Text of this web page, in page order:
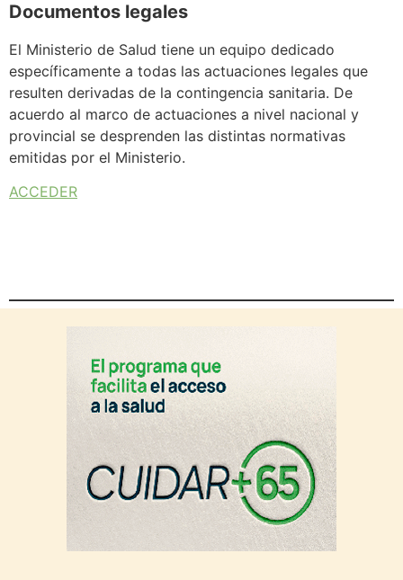
Documentos legales
El Ministerio de Salud tiene un equipo dedicado
específicamente a todas las actuaciones legales que
resulten derivadas de la contingencia sanitaria. De
acuerdo al marco de actuaciones a nivel nacional y
provincial se desprenden las distintas normativas
emitidas por el Ministerio.
ACCEDER